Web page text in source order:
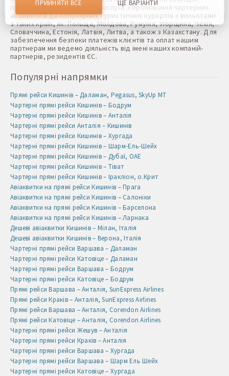
готові запропонувати свої послуги з бронювання чартерних
авіаквитків до популярних туристичних курортів з вильотами
з таких країн, як: Польща, Молдова, Румунія, Угорщина, Чехія,
Словаччина, Естонія, Латвія, Литва, а також з Казахстану. Для
забезпечення безпеки платежів клієнтів та оплат нашим
партнерам ми ведемо діяльність від імені наших компаній-
партнерів, резидентів ЄС.
Популярні напрямки
Прямі рейси Кишинів – Даламан, Pegasus, SkyUp MT
Чартерні прямі рейси Кишинів – Бодрум
Чартерні прямі рейси Кишинів – Анталія
Чартерні прямі рейси Анталія – Кишинів
Чартерні прямі рейси Кишинів – Хургада
Чартерні прямі рейси Кишинів – Шарм-Ель-Шейх
Чартерні прямі рейси Кишинів – Дубаї, ОАЕ
Чартерні прямі рейси Кишинів – Тіват
Чартерні прямі рейси Кишинів – Іракліон, о.Крит
Авіаквитки на прямі рейси Кишинів – Прага
Авіаквитки на прямі рейси Кишинів – Салоніки
Авіаквитки на прямі рейси Кишинів – Барселона
Авіаквитки на прямі рейси Кишинів – Ларнака
Дешеві авіаквитки Кишинів – Мілан, Італія
Дешеві авіаквитки Кишинів – Верона, Італія
Чартерні прямі рейси Варшава – Даламан
Чартерні прямі рейси Катовіце – Даламан
Чартерні прямі рейси Варшава – Бодрум
Чартерні прямі рейси Катовіце – Бодрум
Прямі рейси Варшава – Анталія, SunExpress Airlines
Прямі рейси Краків – Анталія, SunExpress Airlines
Прямі рейси Варшава – Анталія, Corendon Airlines
Прямі рейси Катовіце – Анталія, Corendon Airlines
Чартерні прямі рейси Жешув – Анталія
Чартерні прямі рейси Краків – Анталія
Чартерні прямі рейси Варшава – Хургада
Чартерні прямі рейси Варшава – Шарм Ель Шейх
Чартерні прямі рейси Катовіце – Хургада
надати вам найкращі можливості та внести зміни для
покращення нашого сайту в майбутньому. Підтвердивши,
Ви погоджуєтеся на використання всіх цих файлів cookie.
Ви можете оновити свої налаштування, натиснувши
кнопку налаштувань cookie, або в будь-який час,
перейшовши до нашої політики використання файлів
cookie.
ПРИЙНЯТИ ВСЕ ЩЕ ВАРІАНТИ